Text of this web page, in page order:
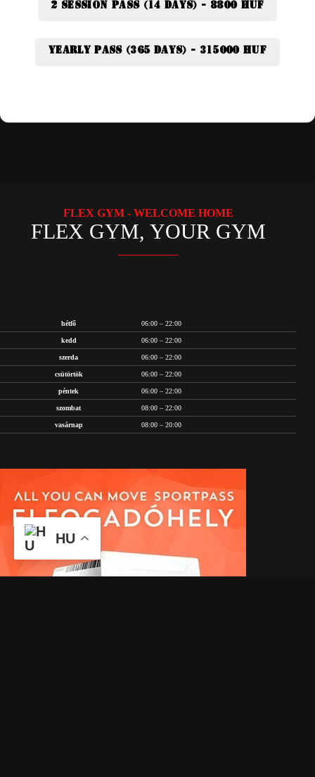
2 session pass (14 days) - 8800 HUF
Yearly pass (365 days) - 315000 HUF
FLEX GYM - WELCOME HOME
FLEX GYM, YOUR GYM
hétfő 06:00 – 22:00
kedd 06:00 – 22:00
szerda 06:00 – 22:00
csütörtök 06:00 – 22:00
péntek 06:00 – 22:00
szombat 08:00 – 22:00
vasárnap 08:00 – 20:00
HU